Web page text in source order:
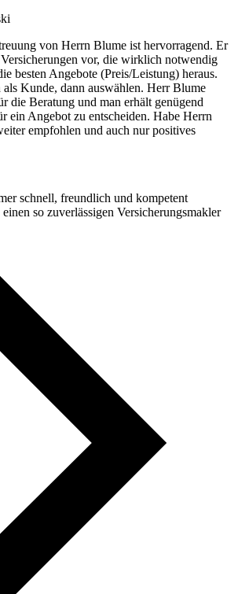
von Herrn Blume ist hervorragend. Er
vor, die wirklich notwendig
besten Angebote (Preis/Leistung) heraus.
Kunde, dann auswählen. Herr Blume
die Beratung und man erhält genügend
ein Angebot zu entscheiden. Habe Herrn
empfohlen und auch nur positives
schnell, freundlich und kompetent
so zuverlässigen Versicherungsmakler